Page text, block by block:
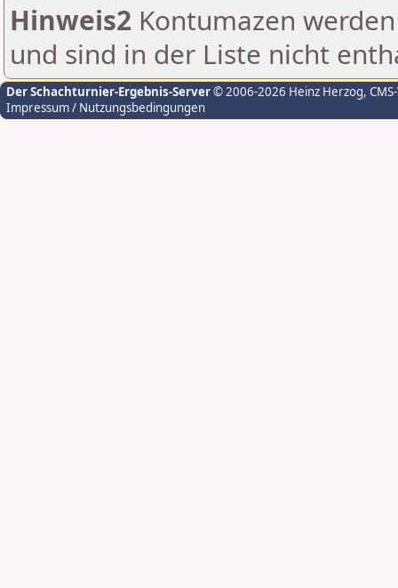
Hinweis2 Kontumazen
und sind in der Liste nicht
Der Schachturnier-Ergebnis-Server© 2006-2026 Heinz Herzog,
Impressum / Nutzungsbedingungen